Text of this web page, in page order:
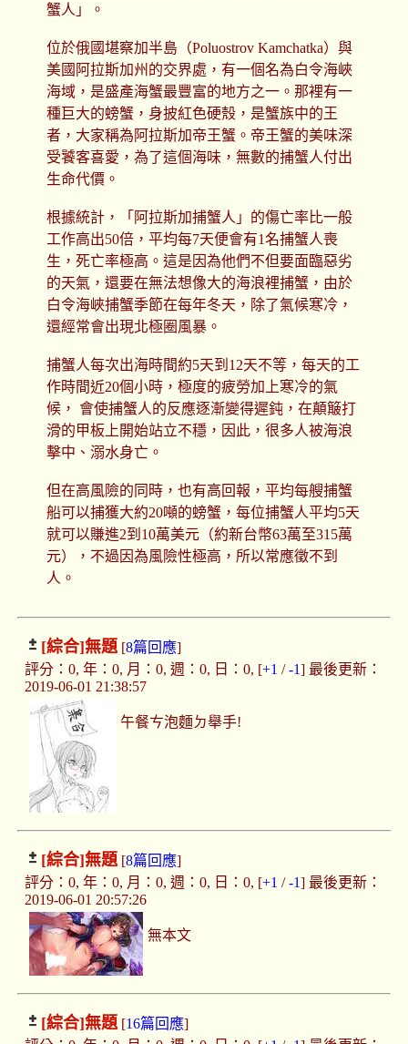
蟹人」。
位於俄國堪察加半島（Poluostrov Kamchatka）與
美國阿拉斯加州的交界處，有一個名為白令海峽
海域，是盛產海蟹最豐富的地方之一。那裡有一
種巨大的螃蟹，身披紅色硬殼，是蟹族中的王
者，大家稱為阿拉斯加帝王蟹。帝王蟹的美味深
受饕客喜愛，為了這個海味，無數的捕蟹人付出
生命代價。
根據統計，「阿拉斯加捕蟹人」的傷亡率比一般
工作高出50倍，平均每7天便會有1名捕蟹人喪
生，死亡率極高。這是因為他們不但要面臨惡劣
的天氣，還要在無法想像大的海浪裡捕蟹，由於
白令海峽捕蟹季節在每年冬天，除了氣候寒冷，
還經常會出現北極圈風暴。
捕蟹人每次出海時間約5天到12天不等，每天的工
作時間近20個小時，極度的疲勞加上寒冷的氣
候， 會使捕蟹人的反應逐漸變得遲鈍，在顛簸打
滑的甲板上開始站立不穩，因此，很多人被海浪
擊中、溺水身亡。
但在高風險的同時，也有高回報，平均每艘捕蟹
船可以捕獲大約20噸的螃蟹，每位捕蟹人平均5天
就可以賺進2到10萬美元（約新台幣63萬至315萬
元），不過因為風險性極高，所以常應徵不到
人。
[綜合]無題[8篇回應]
評分：0, 年：0, 月：0, 週：0, 日：0, [+1 /-1] 最後更新：
2019-06-01 21:38:57
午餐ㄘ泡麵ㄉ舉手!
[綜合]無題[8篇回應]
評分：0, 年：0, 月：0, 週：0, 日：0, [+1 /-1] 最後更新：
2019-06-01 20:57:26
無本文
[綜合]無題[16篇回應]